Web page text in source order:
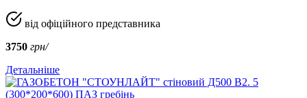
від офіційного представника
3750 грн/
Детальніше